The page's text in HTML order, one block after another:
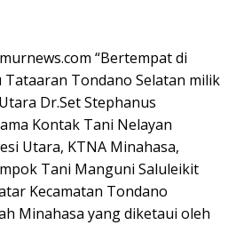
“Bertempat di
Tondano Selatan milik
Dr.Set Stephanus
Kontak Tani Nelayan
Utara, KTNA Minahasa,
Tani Manguni Saluleikit
Kecamatan Tondano
Minahasa yang diketaui oleh